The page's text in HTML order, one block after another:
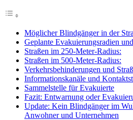
Möglicher Blindgänger in der
Geplante Evakuierungsradien
Straßen im 250-Meter-Radius:
Straßen im 500-Meter-Radius:
Verkehrsbehinderungen und
Informationskanäle und
Sammelstelle für Evakuierte
Fazit: Entwarnung oder
Update: Kein Blindgänger im
Anwohner und Unternehmen